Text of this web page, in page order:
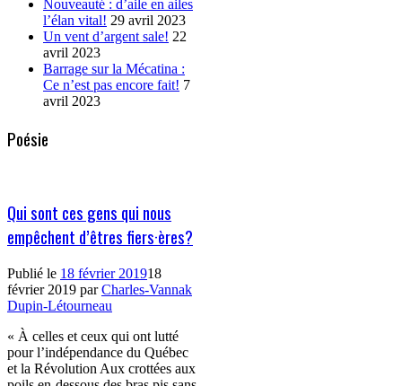
Nouveauté : d’aile en ailes
l’élan vital! 29 avril 2023
Un vent d’argent sale! 22
avril 2023
Barrage sur la Mécatina :
Ce n’est pas encore fait! 7
avril 2023
Poésie
Qui sont ces gens qui nous
empêchent d’êtres fiers·ères?
Publié le 18 février 201918
février 2019 parCharles-Vannak
Dupin-Létourneau
« À celles et ceux qui ont lutté
pour l’indépendance du Québec
et la Révolution Aux crottées aux